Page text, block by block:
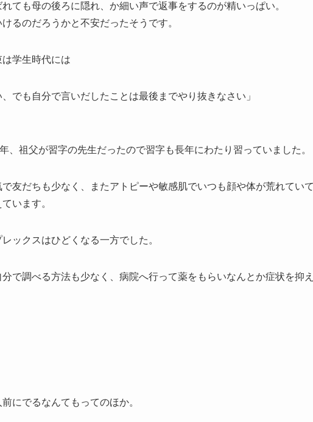
ても母の後ろに隠れ、か細い声で返事をするのが精いっぱい。
るのだろうかと不安だったそうです。
学生時代には
、でも自分で言いだしたことは最後までやり抜きなさい」
、祖父が習字の先生だったので習字も長年にわたり習っていました。
友だちも少なく、またアトピーや敏感肌でいつも顔や体が荒れてい
います。
ックスはひどくなる一方でした。
で調べる方法も少なく、病院へ行って薬をもらいなんとか症状を抑え
にでるなんてもってのほか。